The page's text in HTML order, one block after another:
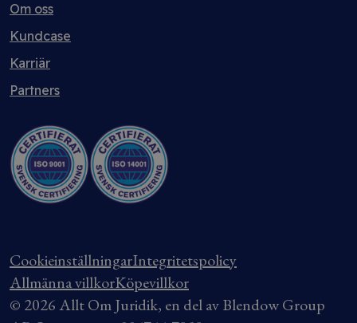
Om oss
Kundcase
Karriär
Partners
CookieinställningarIntegritetspolicy
Allmänna villkorKöpevillkor
© 2026 Allt Om Juridik, en del av Blendow Group